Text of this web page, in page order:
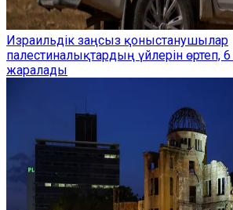
Израильдік заңсыз қоныстанушылар
палестиналықтардың үйлерін өртеп,
жаралады